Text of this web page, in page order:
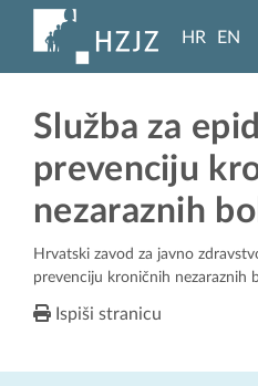
HR EN
Služba za
prevenciju
nezaraznih
Hrvatski zavod za javno
prevenciju kroničnih nezaraznih
Ispiši stranicu